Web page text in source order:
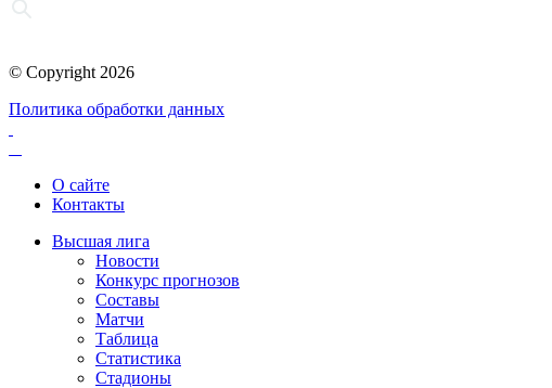
© Copyright 2026
Политика обработки данных
О сайте
Контакты
Высшая лига
Новости
Конкурс прогнозов
Составы
Матчи
Таблица
Статистика
Стадионы